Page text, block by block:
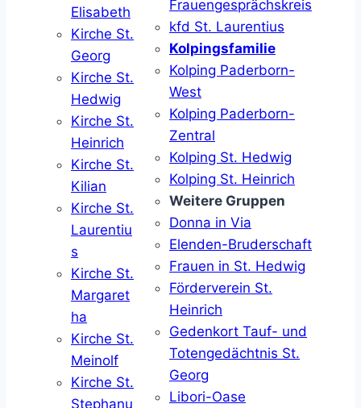
Elisabeth
Kirche St.
Georg
Kirche St.
Hedwig
Kirche St.
Heinrich
Kirche St.
Kilian
Kirche St.
Laurentiu
s
Kirche St.
Margaret
ha
Kirche St.
Meinolf
Kirche St.
Stephanu
Frauengesprächskreis
kfd St. Laurentius
Kolpingsfamilie
Kolping Paderborn-
West
Kolping Paderborn-
Zentral
Kolping St. Hedwig
Kolping St. Heinrich
Weitere Gruppen
Donna in Via
Elenden-Bruderschaft
Frauen in St. Hedwig
Förderverein St.
Heinrich
Gedenkort Tauf- und
Totengedächtnis St.
Georg
Libori-Oase